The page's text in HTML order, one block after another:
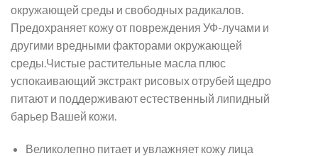
окружающей среды и свободных радикалов.
Предохраняет кожу от повреждения УФ-лучами и
другими вредными факторами окружающей
среды.Чистые растительные масла плюс
успокаивающий экстракт рисовых отрубей щедро
питают и поддерживают естественный липидный
барьер Вашей кожи.
Великолепно питает и увлажняет кожу лица